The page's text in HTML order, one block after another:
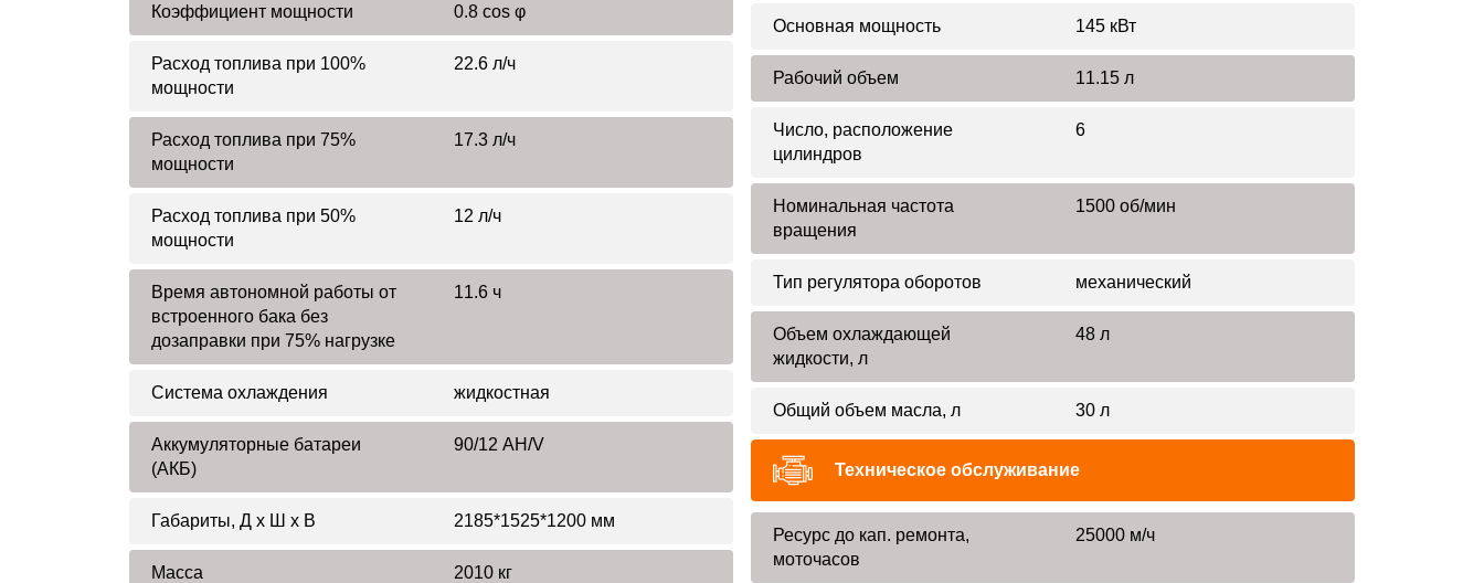
Коэффициент мощности 0.8 cos φ
Расход топлива при 100%
мощности
22.6 л/ч
Расход топлива при 75%
мощности
17.3 л/ч
Расход топлива при 50%
мощности
12 л/ч
Время автономной работы от
встроенного бака без
дозаправки при 75% нагрузке
11.6 ч
Система охлаждения жидкостная
Аккумуляторные батареи
(АКБ)
90/12 AH/V
Габариты, Д x Ш x В 2185*1525*1200 мм
Масса 2010 кг
Основная мощность 145 кВт
Рабочий объем 11.15 л
Число, расположение
цилиндров
6
Номинальная частота
вращения
1500 об/мин
Тип регулятора оборотов механический
Объем охлаждающей
жидкости, л
48 л
Общий объем масла, л 30 л
Техническое обслуживание
Ресурс до кап. ремонта,
моточасов
25000 м/ч